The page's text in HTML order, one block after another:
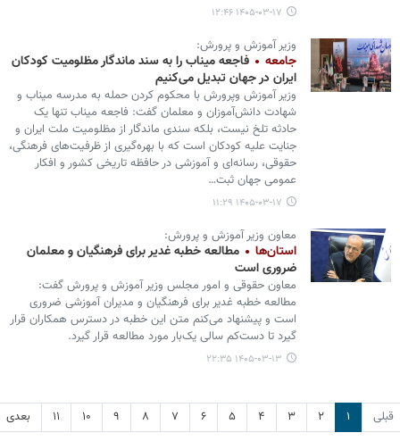
۱۴۰۵-۰۳-۱۷ ۱۲:۴۶
وزیر آموزش و پرورش:
جامعه
فاجعه میناب را به سند ماندگار مظلومیت کودکان
ایران در جهان تبدیل می‌کنیم
وزیر آموزش وپرورش با محکوم کردن حمله به مدرسه میناب و
شهادت دانش‌آموزان و معلمان گفت: فاجعه میناب تنها یک
حادثه تلخ نیست، بلکه سندی ماندگار از مظلومیت ملت ایران و
جنایت علیه کودکان است که با بهره‌گیری از ظرفیت‌های فرهنگی،
حقوقی، رسانه‌ای و آموزشی در حافظه تاریخی کشور و افکار
عمومی جهان ثبت…
۱۴۰۵-۰۳-۱۷ ۱۱:۲۹
معاون وزیر آموزش و پرورش:
استان‌ها
مطالعه خطبه غدیر برای فرهنگیان و معلمان
ضروری است
معاون حقوقی و امور مجلس وزیر آموزش و پرورش گفت:
مطالعه خطبه غدیر برای فرهنگیان و مدیران آموزشی ضروری
است و پیشنهاد می‌کنم متن این خطبه در دسترس همکاران قرار
گیرد تا دست‌کم سالی یک‌بار مورد مطالعه قرار گیرد.
۱۴۰۵-۰۳-۱۳ ۲۲:۳۵
قبلی ۱ ۲ ۳ ۴ ۵ ۶ ۷ ۸ ۹ ۱۰ ۱۱ بعدی